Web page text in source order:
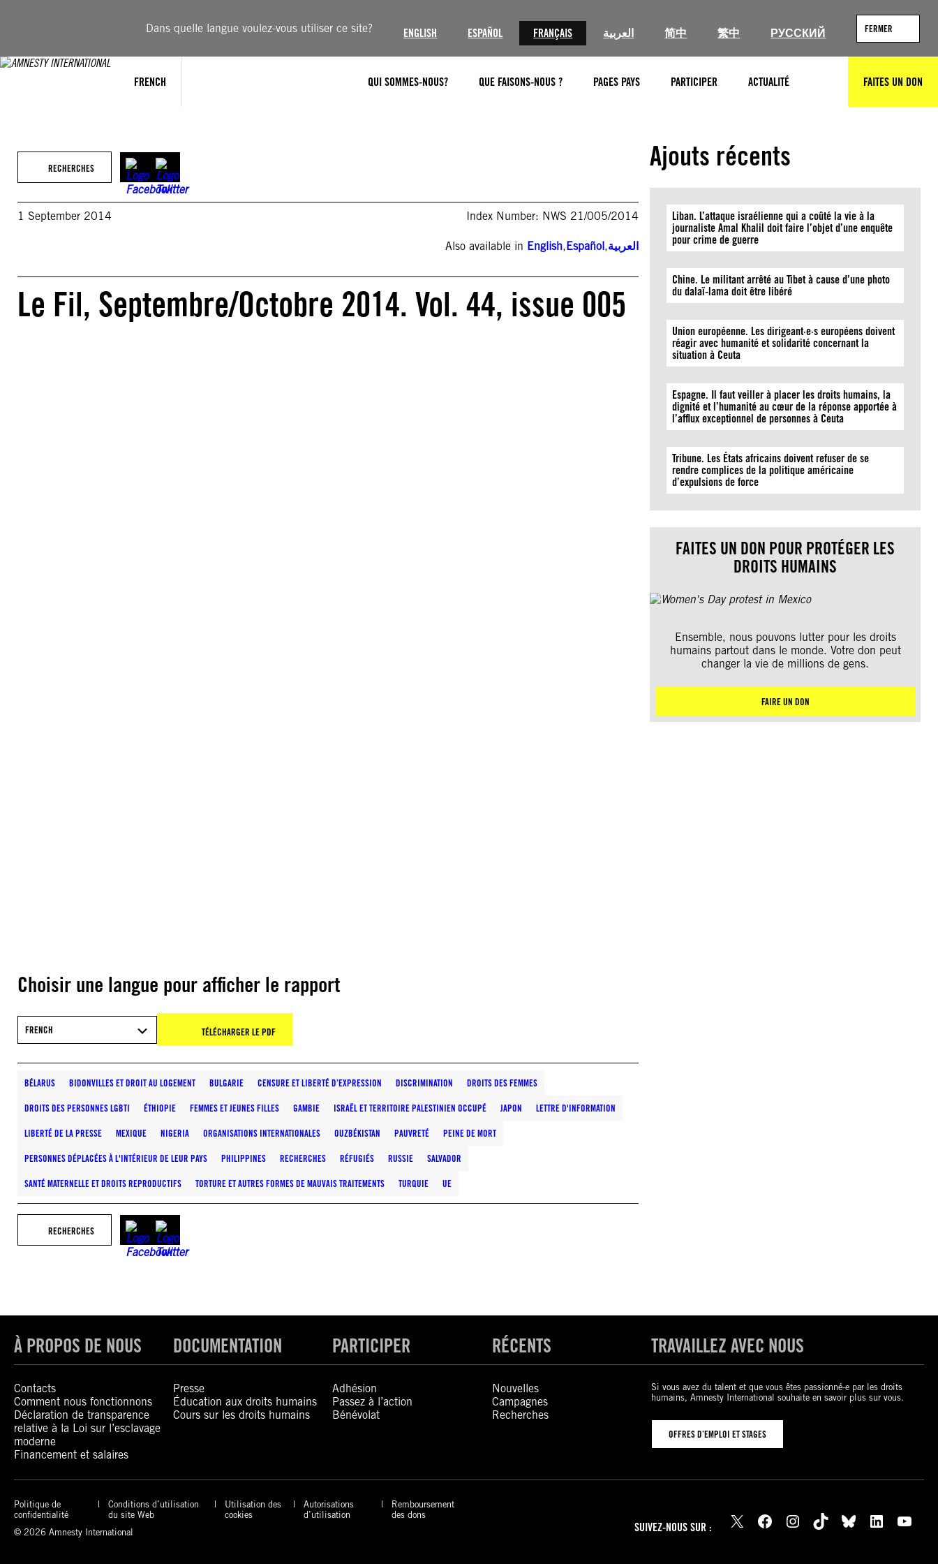
Dans quelle langue voulez-vous utiliser ce site? ENGLISH ESPAÑOL FRANÇAIS العربية 简中 繁中 РУССКИЙ FERMER
FRENCH QUI SOMMES-NOUS? QUE FAISONS-NOUS ? PAGES PAYS PARTICIPER ACTUALITÉ RECHERCHERFAITES UN DON
RECHERCHES
1 September 2014 Index Number: NWS 21/005/2014
Also available in English,Español,العربية
Le Fil, Septembre/Octobre 2014. Vol. 44, issue 005
Choisir une langue pour afficher le rapport
FRENCH TÉLÉCHARGER LE PDF
BÉLARUS BIDONVILLES ET DROIT AU LOGEMENT BULGARIE CENSURE ET LIBERTÉ D’EXPRESSION DISCRIMINATION DROITS DES FEMMES
DROITS DES PERSONNES LGBTI ÉTHIOPIE FEMMES ET JEUNES FILLES GAMBIE ISRAËL ET TERRITOIRE PALESTINIEN OCCUPÉ JAPON LETTRE D'INFORMATION
LIBERTÉ DE LA PRESSE MEXIQUE NIGERIA ORGANISATIONS INTERNATIONALES OUZBÉKISTAN PAUVRETÉ PEINE DE MORT
PERSONNES DÉPLACÉES À L'INTÉRIEUR DE LEUR PAYS PHILIPPINES RECHERCHES RÉFUGIÉS RUSSIE SALVADOR
SANTÉ MATERNELLE ET DROITS REPRODUCTIFS TORTURE ET AUTRES FORMES DE MAUVAIS TRAITEMENTS TURQUIE UE
RECHERCHES
Ajouts récents
Liban. L’attaque israélienne qui a coûté la vie à la
journaliste Amal Khalil doit faire l’objet d’une enquête
pour crime de guerre
Chine. Le militant arrêté au Tibet à cause d’une photo
du dalaï-lama doit être libéré
Union européenne. Les dirigeant·e·s européens doivent
réagir avec humanité et solidarité concernant la
situation à Ceuta
Espagne. Il faut veiller à placer les droits humains, la
dignité et l’humanité au cœur de la réponse apportée à
l’afflux exceptionnel de personnes à Ceuta
Tribune. Les États africains doivent refuser de se
rendre complices de la politique américaine
d’expulsions de force
FAITES UN DON POUR PROTÉGER LES
DROITS HUMAINS
Ensemble, nous pouvons lutter pour les droits
humains partout dans le monde. Votre don peut
changer la vie de millions de gens.
FAIRE UN DON
À PROPOS DE NOUS
Contacts
Comment nous fonctionnons
Déclaration de transparence
relative à la Loi sur l’esclavage
moderne
Financement et salaires
DOCUMENTATION
Presse
Éducation aux droits humains
Cours sur les droits humains
PARTICIPER
Adhésion
Passez à l’action
Bénévolat
RÉCENTS
Nouvelles
Campagnes
Recherches
TRAVAILLEZ AVEC NOUS
Si vous avez du talent et que vous êtes passionné-e par les droits
humains, Amnesty International souhaite en savoir plus sur vous.
OFFRES D’EMPLOI ET STAGES
Politique de
confidentialité
Conditions d’utilisation
du site Web
Utilisation des
cookies
Autorisations
d’utilisation
Remboursement
des dons
© 2026 Amnesty International
SUIVEZ-NOUS SUR : X Facebook Instagram TikTok Bluesky LinkedIn YouTube